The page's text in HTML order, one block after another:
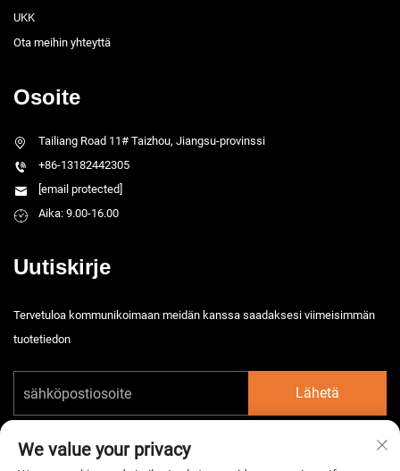
UKK
Ota meihin yhteyttä
Osoite
Tailiang Road 11# Taizhou, Jiangsu-provinssi
+86-13182442305
[email protected]
Aika: 9.00-16.00
Uutiskirje
Tervetuloa kommunikoimaan meidän kanssa saadaksesi viimeisimmän
tuotetiedon
Lähetä
We value your privacy